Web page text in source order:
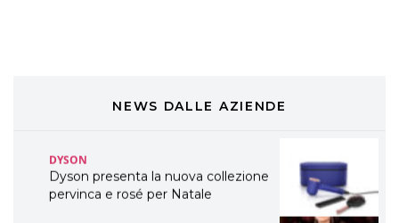
NEWS DALLE AZIENDE
WELLNESS CONGRESS 2022: I
DYSON
Dyson presenta la nuova collezione
pervinca e rosé per Natale